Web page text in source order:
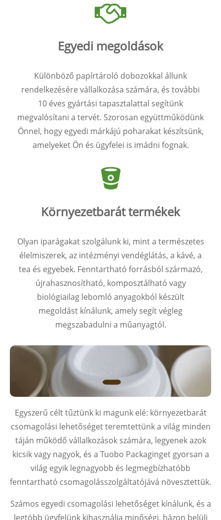
Egyedi megoldások
Különböző papírtároló dobozokkal állunk
rendelkezésére vállalkozása számára, és további
10 éves gyártási tapasztalattal segítünk
megvalósítani a tervét. Szorosan együttműködünk
Önnel, hogy egyedi márkájú poharakat készítsünk,
amelyeket Ön és ügyfelei is imádni fognak.
Környezetbarát termékek
Olyan iparágakat szolgálunk ki, mint a természetes
élelmiszerek, az intézményi vendéglátás, a kávé, a
tea és egyebek. Fenntartható forrásból származó,
újrahasznosítható, komposztálható vagy
biológiailag lebomló anyagokból készült
megoldást kínálunk, amely segít végleg
megszabadulni a műanyagtól.
Egyszerű célt tűztünk ki magunk elé: környezetbarát
csomagolási lehetőséget teremtettünk a világ minden
táján működő vállalkozások számára, legyenek azok
kicsik vagy nagyok, és a Tuobo Packaginget gyorsan a
világ egyik legnagyobb és legmegbízhatóbb
fenntartható csomagolásszolgáltatójává növesztettük.
Számos egyedi csomagolási lehetőséget kínálunk, és a
legtöbb ügyfelünk kihasználja minőségi, házon belüli